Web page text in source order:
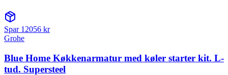
Spar 12056 kr
Grohe
Blue Home Køkkenarmatur med køler starter kit. L-
tud. Supersteel